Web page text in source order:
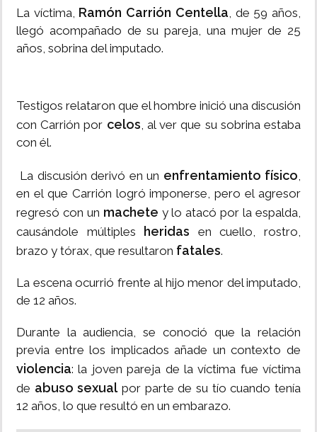
La víctima, Ramón Carrión Centella, de 59 años,
llegó acompañado de su pareja, una mujer de 25
años, sobrina del imputado.
Testigos relataron que el hombre inició una discusión
con Carrión por celos, al ver que su sobrina estaba
con él.
La discusión derivó en un enfrentamiento físico,
en el que Carrión logró imponerse, pero el agresor
regresó con un machete y lo atacó por la espalda,
causándole múltiples
heridas en cuello, rostro,
brazo y tórax, que resultaron fatales.
La escena ocurrió frente al hijo menor del imputado,
de 12 años.
Durante la audiencia, se conoció que la relación
previa entre los implicados añade un contexto de
violencia: la joven pareja de la víctima fue víctima
de abuso sexualpor parte de su tío cuando tenía
12 años, lo que resultó en un embarazo.